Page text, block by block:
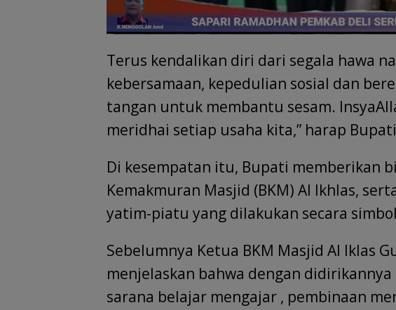
Terus kendalikan diri dari segala hawa
kebersamaan, kepedulian sosial dan
tangan untuk membantu sesam.
meridhai setiap usaha kita,” harap
Di kesempatan itu, Bupati memberikan
Kemakmuran Masjid (BKM) Al Ikhlas,
yatim-piatu yang dilakukan secara
Sebelumnya Ketua BKM Masjid Al Iklas
menjelaskan bahwa dengan
sarana belajar mengajar , pembinaan